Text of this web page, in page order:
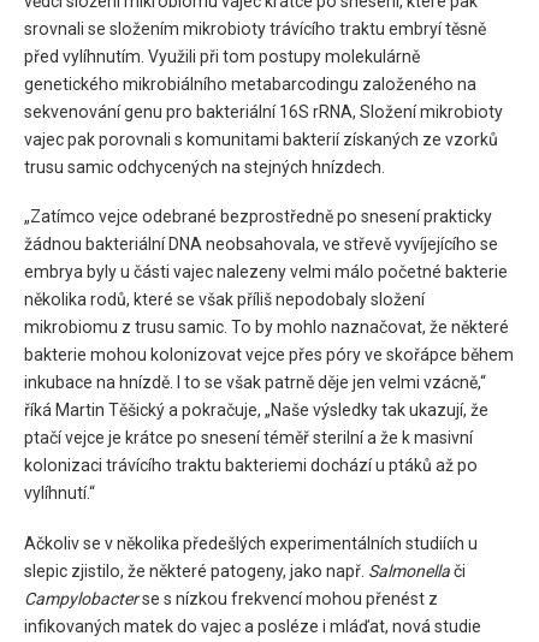
srovnali se složením mikrobioty trávícího traktu embryí těsně
před vylíhnutím. Využili při tom postupy molekulárně
genetického mikrobiálního metabarcodingu založeného na
sekvenování genu pro bakteriální 16S rRNA, Složení mikrobioty
vajec pak porovnali s komunitami bakterií získaných ze vzorků
trusu samic odchycených na stejných hnízdech.
„Zatímco vejce odebrané bezprostředně po snesení prakticky
žádnou bakteriální DNA neobsahovala, ve střevě vyvíjejícího se
embrya byly u části vajec nalezeny velmi málo početné bakterie
několika rodů, které se však příliš nepodobaly složení
mikrobiomu z trusu samic. To by mohlo naznačovat, že některé
bakterie mohou kolonizovat vejce přes póry ve skořápce během
inkubace na hnízdě. I to se však patrně děje jen velmi vzácně,“
říká Martin Těšický a pokračuje, „Naše výsledky tak ukazují, že
ptačí vejce je krátce po snesení téměř sterilní a že k masivní
kolonizaci trávícího traktu bakteriemi dochází u ptáků až po
vylíhnutí.“
Ačkoliv se v několika předešlých experimentálních studiích u
slepic zjistilo, že některé patogeny, jako např. Salmonellači
Campylobacterse s nízkou frekvencí mohou přenést z
infikovaných matek do vajec a posléze i mláďat, nová studie